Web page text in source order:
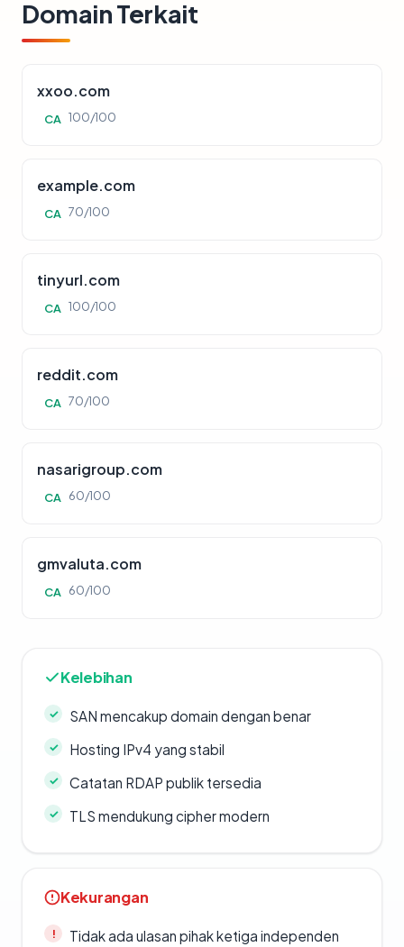
Domain Terkait
xxoo.com
CA 100/100
example.com
CA 70/100
tinyurl.com
CA 100/100
reddit.com
CA 70/100
nasarigroup.com
CA 60/100
gmvaluta.com
CA 60/100
Kelebihan
SAN mencakup domain dengan benar
Hosting IPv4 yang stabil
Catatan RDAP publik tersedia
TLS mendukung cipher modern
Kekurangan
Tidak ada ulasan pihak ketiga independen